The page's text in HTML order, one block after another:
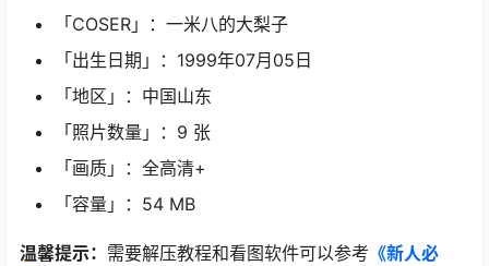
「COSER」：一米八的大梨子
「出生日期」：1999年07月05日
「地区」：中国山东
「照片数量」：9 张
「画质」：全高清+
「容量」：54 MB
温馨提示： 需要解压教程和看图软件可以参考 《新人必